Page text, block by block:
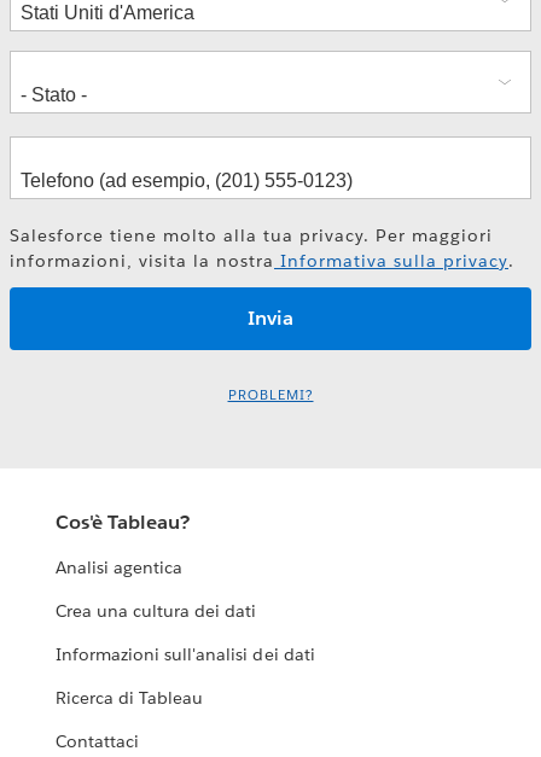
Data Transformation: Building Blocks
Francois Zimmermann
Panel Discussion | Digital Customer
Avatar
Markus Hedwig
Salesforce tiene molto alla tua privacy. Per maggiori
informazioni, visita la nostra Informativa sulla privacy.
PROBLEMI?
Cos'è Tableau?
Analisi agentica
Crea una cultura dei dati
Informazioni sull'analisi dei dati
Ricerca di Tableau
Contattaci